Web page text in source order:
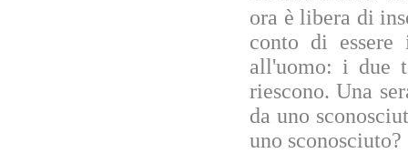
ora è libera di
conto di essere
all'uomo: i due
riescono. Una
da uno
uno sconosciuto?